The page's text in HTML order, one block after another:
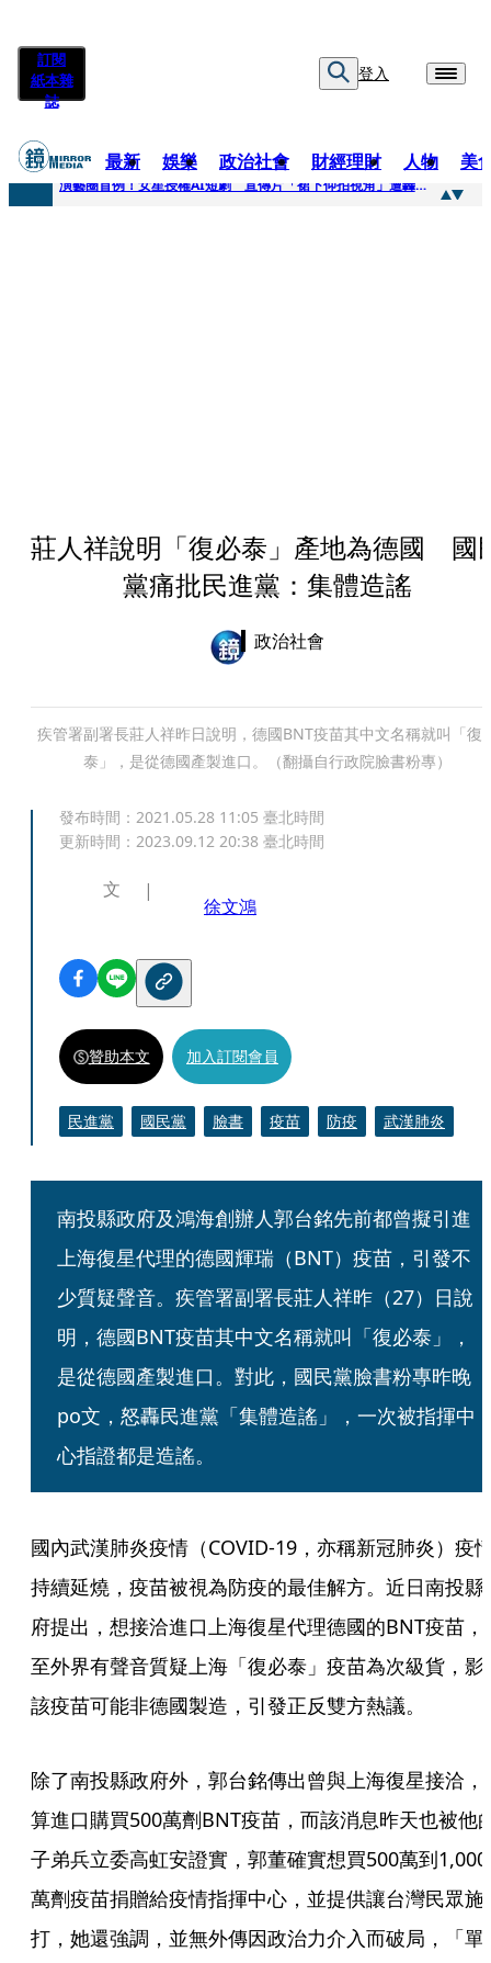
訂閱
紙本雜
誌
登入
最新 娛樂 政治社會 財經理財 人物 美
快訊
演藝圈首例！女星授權AI短劇 宣傳片「裙下仰拍視角」遭轟擦邊：自降身價
莊人祥說明「復必泰」產地為德國 國
黨痛批民進黨：集體造謠
政治社會
疾管署副署長莊人祥昨日說明，德國BNT疫苗其中文名稱就叫「復
泰」，是從德國產製進口。（翻攝自行政院臉書粉專）
發布時間： 2021.05.28 11:05 臺北時間
更新時間： 2023.09.12 20:38 臺北時間
文
徐文鴻
贊助本文 加入訂閱會員
民進黨 國民黨 臉書 疫苗 防疫 武漢肺炎
南投縣政府及鴻海創辦人郭台銘先前都曾擬引進
上海復星代理的德國輝瑞（BNT）疫苗，引發不
少質疑聲音。疾管署副署長莊人祥昨（27）日說
明，德國BNT疫苗其中文名稱就叫「復必泰」，
是從德國產製進口。對此，國民黨臉書粉專昨晚
po文，怒轟民進黨「集體造謠」，一次被指揮中
心指證都是造謠。
國內武漢肺炎疫情（COVID-19，亦稱新冠肺炎）疫
持續延燒，疫苗被視為防疫的最佳解方。近日南投縣
府提出，想接洽進口上海復星代理德國的BNT疫苗，
至外界有聲音質疑上海「復必泰」疫苗為次級貨，影
該疫苗可能非德國製造，引發正反雙方熱議。
除了南投縣政府外，郭台銘傳出曾與上海復星接洽，
算進口購買500萬劑BNT疫苗，而該消息昨天也被他
子弟兵立委高虹安證實，郭董確實想買500萬到1,000
萬劑疫苗捐贈給疫情指揮中心，並提供讓台灣民眾施
打，她還強調，並無外傳因政治力介入而破局，「單